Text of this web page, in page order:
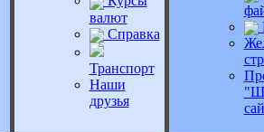
валют
Справка
Транспорт
Наши
друзья